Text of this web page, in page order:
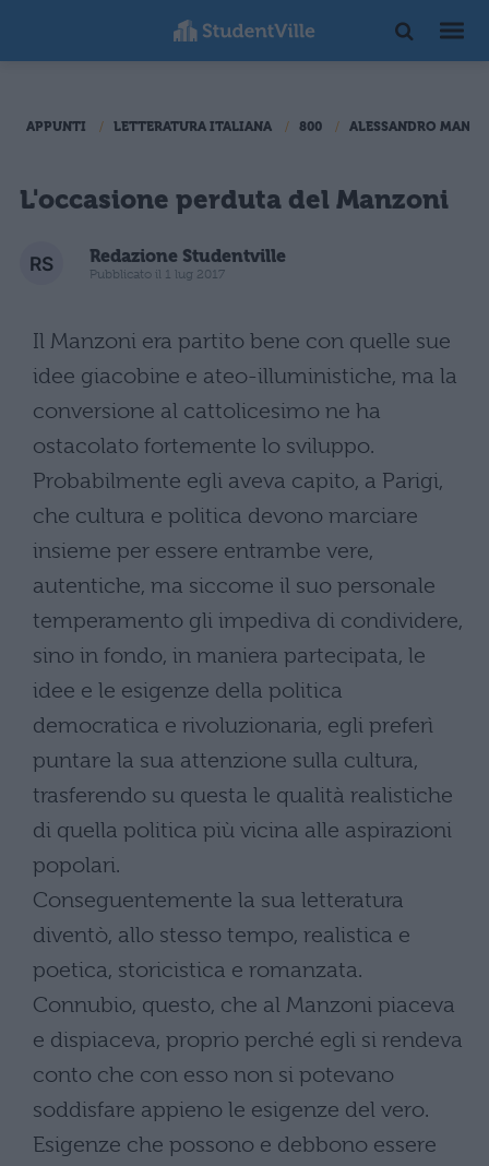
APPUNTI LETTERATURA ITALIANA 800 ALESSANDRO
L'occasione perduta del Manzoni
Redazione Studentville
Pubblicato il 1 lug 2017
Il Manzoni era partito bene con quelle sue
idee giacobine e ateo-illuministiche, ma la
conversione al cattolicesimo ne ha
ostacolato fortemente lo sviluppo.
Probabilmente egli aveva capito, a Parigi,
che cultura e politica devono marciare
insieme per essere entrambe vere,
autentiche, ma siccome il suo personale
temperamento gli impediva di condividere,
sino in fondo, in maniera partecipata, le
idee e le esigenze della politica
democratica e rivoluzionaria, egli preferì
puntare la sua attenzione sulla cultura,
trasferendo su questa le qualità realistiche
di quella politica più vicina alle aspirazioni
popolari.
Conseguentemente la sua letteratura
diventò, allo stesso tempo, realistica e
poetica, storicistica e romanzata.
Connubio, questo, che al Manzoni piaceva
e dispiaceva, proprio perché egli si rendeva
conto che con esso non si potevano
soddisfare appieno le esigenze del vero.
Esigenze che possono e debbono essere